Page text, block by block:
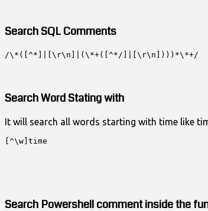
Search SQL Comments
/\*([^*]|[\r\n]|(\*+([^*/]|[\r\n])))*\*+/
Search Word Stating with
It will search all words starting with time like
[^\w]time
Search Powershell comment inside the